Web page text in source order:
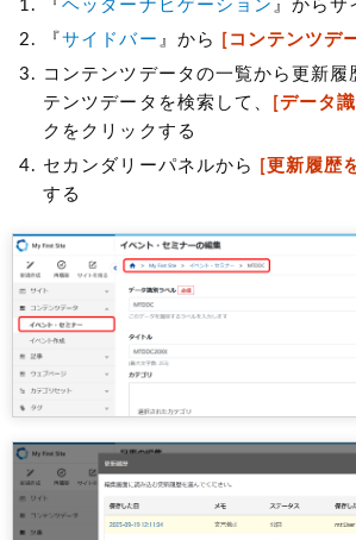
『ヘッダーナビゲーション 』からサ
『サイドバー 』から [コンテンツデ
コンテンツデータの一覧から更新履
テンツデータを検索して、
[データ
クをクリックする
セカンダリーパネルから
[更新履歴
する